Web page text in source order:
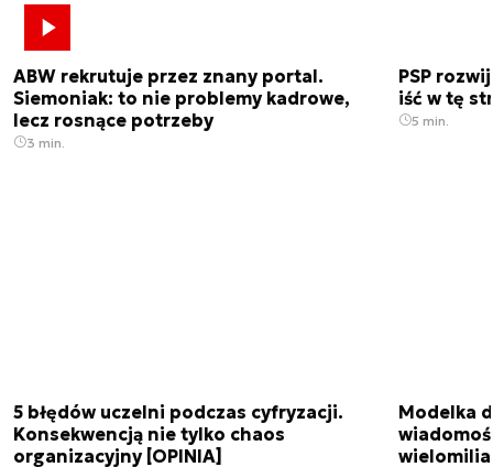
ABW rekrutuje przez znany portal.
Siemoniak: to nie problemy kadrowe,
lecz rosnące potrzeby
3 min.
PSP
iść w tę
5 min.
5 błędów uczelni podczas cyfryzacji.
Konsekwencją nie tylko chaos
organizacyjny [OPINIA]
Modelka